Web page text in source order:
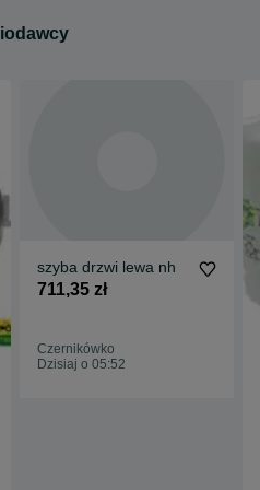
szyba drzwi lewa nh
711,35 zł
Czernikówko
Dzisiaj o 05:52